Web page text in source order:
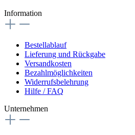
Information
Bestellablauf
Lieferung und Rückgabe
Versandkosten
Bezahlmöglichkeiten
Widerrufsbelehrung
Hilfe / FAQ
Unternehmen